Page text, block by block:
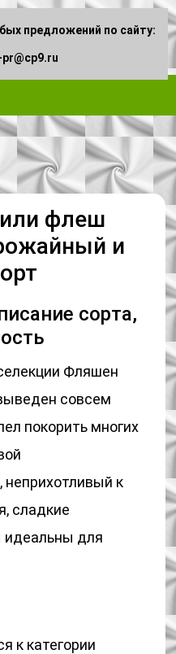
флеш
и
сорта,
Фляшен
совсем
покорить многих
к
сладкие
идеальны для
к категории
предложений по сайту: